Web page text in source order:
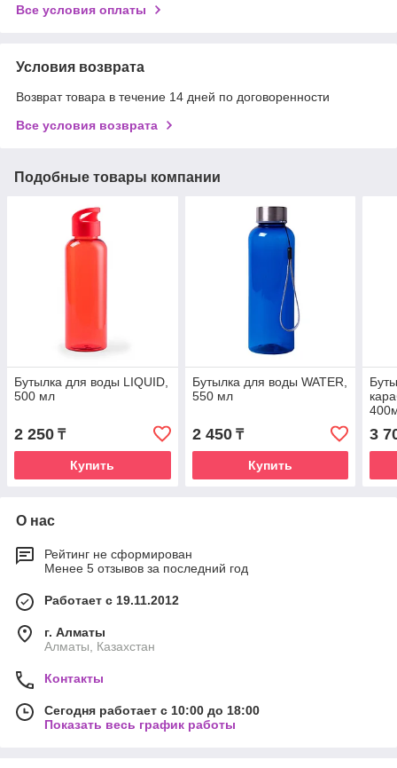
Все условия оплаты
Условия возврата
Возврат товара в течение 14 дней по договоренности
Все условия возврата
Подобные товары компании
Бутылка для воды LIQUID,
500 мл
2 250 ₸
Купить
Бутылка для воды WATER,
550 мл
2 450₸
Купить
3
О нас
Рейтинг не сформирован
Менее 5 отзывов за последний год
Работает с 19.11.2012
г. Алматы
Алматы, Казахстан
Контакты
Сегодня работает с 10:00 до 18:00
Показать весь график работы